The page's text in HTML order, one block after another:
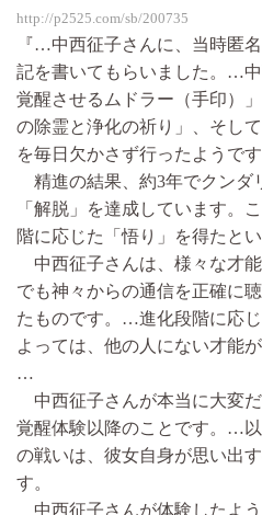
http://p2525.com/sb/200735
『…中西征子さんに、当時匿
記を書いてもらいました。…
覚醒させるムドラー（手印）
の除霊と浄化の祈り」、そし
を毎日欠かさず行ったようです
精進の結果、約3年でクンダ
「解脱」を達成しています。
階に応じた「悟り」を得たとい
中西征子さんは、様々な才
でも神々からの通信を正確に
たものです。…進化段階に応
よっては、他の人にない才能
…
中西征子さんが本当に大変
覚醒体験以降のことです。…
の戦いは、彼女自身が思い出
す。
中西征子さんが体験したよ